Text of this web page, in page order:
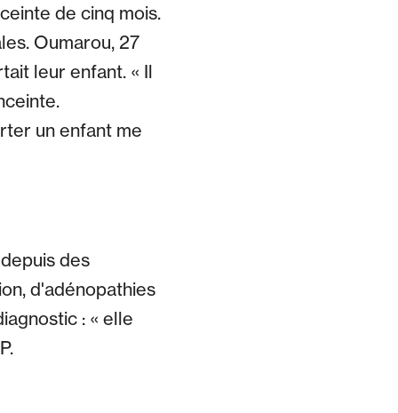
de cinq mois.
Oumarou, 27
leur enfant. « Il
un enfant me
des
d'adénopathies
: « elle